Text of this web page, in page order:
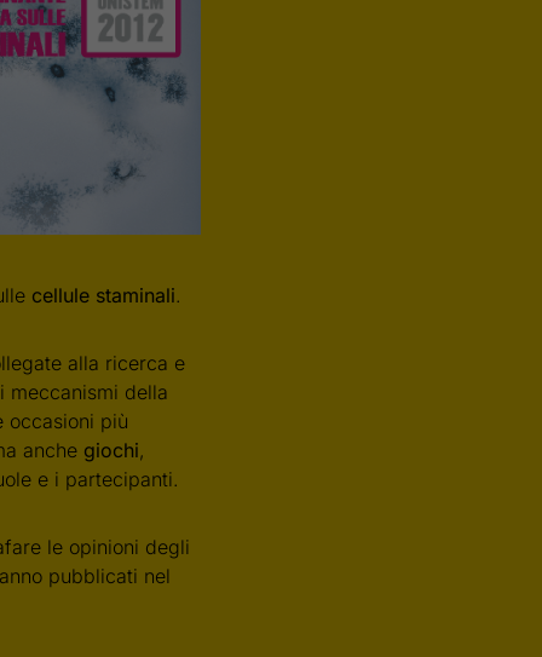
cellule staminali.
alla ricerca e
meccanismi della
occasioni più
anche giochi,
e i partecipanti.
le opinioni degli
pubblicati nel